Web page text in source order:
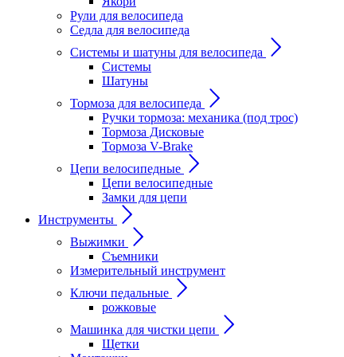
Рули для велосипеда
Седла для велосипеда
Системы и шатуны для велосипеда
Системы
Шатуны
Тормоза для велосипеда
Ручки тормоза: механика (под трос)
Тормоза Дисковые
Тормоза V-Brake
Цепи велосипедные
Цепи велосипедные
Замки для цепи
Инструменты
Выжимки
Съемники
Измерительный инструмент
Ключи педальные
рожковые
Машинка для чистки цепи
Щетки